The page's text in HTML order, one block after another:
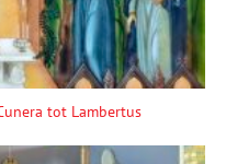
tot Lambertus